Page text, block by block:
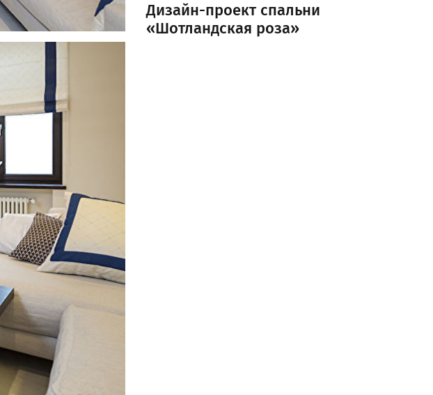
Дизайн-проект спальни
«Шотландская роза»